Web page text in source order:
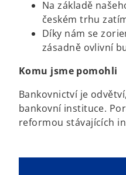
Na základě
českém trhu
Díky nám se
zásadně ovlivní
Komu jsme pomohli
Bankovnictví je
bankovní instituce.
reformou stávajících